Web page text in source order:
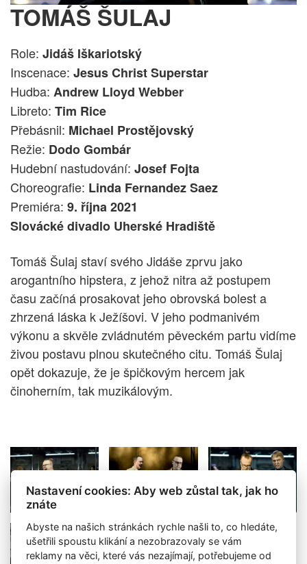
TOMÁŠ ŠULAJ
Role: Jidáš Iškariotský
Inscenace: Jesus Christ Superstar
Hudba: Andrew Lloyd Webber
Libreto: Tim Rice
Přebásnil: Michael Prostějovský
Režie: Dodo Gombár
Hudební nastudování: Josef Fojta
Choreografie: Linda Fernandez Saez
Premiéra: 9. října 2021
Slovácké divadlo Uherské Hradiště
Tomáš Šulaj staví svého Jidáše zprvu jako
arogantního hipstera, z jehož nitra až postupem
času začíná prosakovat jeho obrovská bolest a
zhrzená láska k Ježíšovi. V jeho podmanivém
výkonu a skvěle zvládnutém pěveckém partu vidíme
živou postavu plnou skutečného citu. Tomáš Šulaj
opět dokazuje, že je špičkovým hercem jak
činoherním, tak muzikálovým.
Nastavení cookies: Aby web zůstal tak, jak ho
znáte
Abyste na našich stránkách rychle našli to, co hledáte,
ušetřili spoustu klikání a nezobrazovaly se vám
reklamy na věci, které vás nezajímají, potřebujeme od